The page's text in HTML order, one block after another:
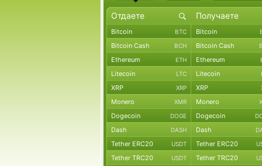
Bitcoin BTC Bitcoin
Bitcoin Cash BCH Bitcoin Cash
Ethereum ETH Ethereum
Litecoin LTC Litecoin
XRP XRP XRP
Monero XMR Monero
Dogecoin DOGE Dogecoin
Dash DASH Dash
Tether ERC20 USDT Tether ERC20
Tether TRC20 USDT Tether TRC20